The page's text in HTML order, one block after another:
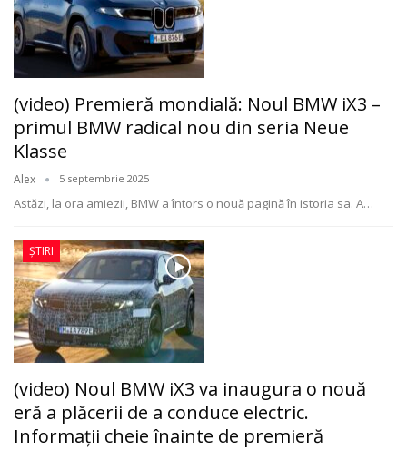
(video) Premieră mondială: Noul BMW iX3 –
primul BMW radical nou din seria Neue
Klasse
Alex 5 septembrie 2025
Astăzi, la ora amiezii, BMW a întors o nouă pagină în istoria sa. A…
ȘTIRI
(video) Noul BMW iX3 va inaugura o nouă
eră a plăcerii de a conduce electric.
Informații cheie înainte de premieră